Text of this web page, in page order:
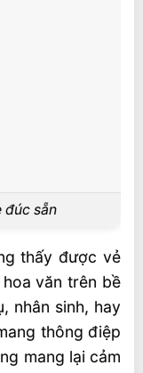
đúc sẵn
thấy được vẻ
văn trên bề
nhân sinh, hay
thông điệp
mang lại cảm